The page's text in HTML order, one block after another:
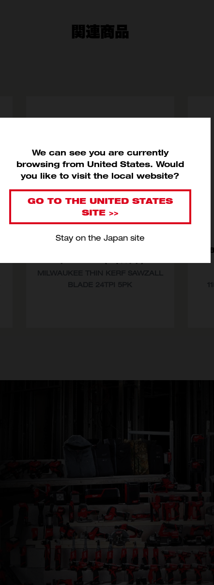
We can see you are currently
browsing from United States. Would
you like to visit the local website?
GO TO THE UNITED STATES
SITE >>
Stay on the Japan site
関連商品